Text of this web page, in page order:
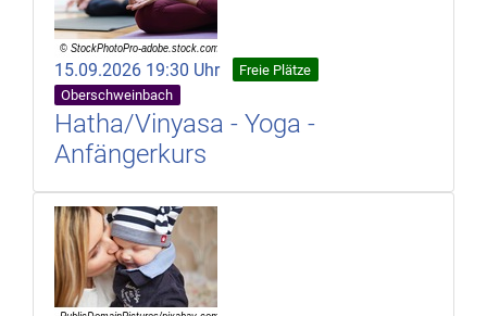
15.09.2026 19:30 Uhr
Freie Plätze
Oberschweinbach
Hatha/Vinyasa - Yoga -
Anfängerkurs